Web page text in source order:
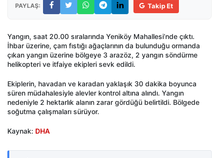
PAYLAŞ: Takip Et
Yangın, saat 20.00 sıralarında Yeniköy Mahallesi’nde çıktı.
İhbar üzerine, çam fıstığı ağaçlarının da bulunduğu ormanda
çıkan yangın üzerine bölgeye 3 arazöz, 2 yangın söndürme
helikopteri ve itfaiye ekipleri sevk edildi.
Ekiplerin, havadan ve karadan yaklaşık 30 dakika boyunca
süren müdahalesiyle alevler kontrol altına alındı. Yangın
nedeniyle 2 hektarlık alanın zarar gördüğü belirtildi. Bölgede
soğutma çalışmaları sürüyor.
Kaynak: DHA